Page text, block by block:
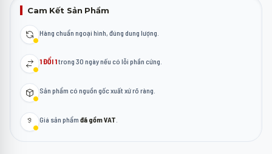
Cam Kết Sản Phẩm
Hàng chuẩn ngoại hình, đúng dung lượng.
1 ĐỔI 1trong 30 ngày nếu có lỗi phần cứng.
Sản phẩm có nguồn gốc xuất xứ rõ ràng.
Giá sản phẩm đã gồm VAT